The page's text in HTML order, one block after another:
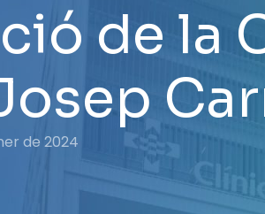
de la
de 2024
amb la Fundació Josep Carreras
Fundació Carreras ha muntat un